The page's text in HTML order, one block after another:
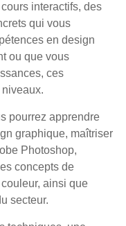
interactifs, des
qui vous
en design
ou que vous
ces
pourrez apprendre
graphique, maîtriser
Photoshop,
concepts de
ainsi que
secteur.